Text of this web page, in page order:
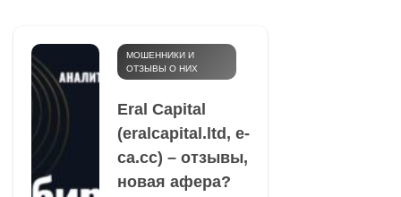
МОШЕННИКИ И
ОТЗЫВЫ О НИХ
Eral Capital
(eralcapital.ltd, e-
ca.cc) – отзывы,
новая афера?